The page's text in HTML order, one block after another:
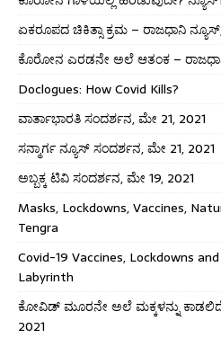
ಏಕರೂಪದ ಚಿಕಿತ್ಸಾ ಕ್ರಮ – ರಾಜಧಾನಿ
ಕೊರೋನ ಎರಡನೇ ಅಲೆ ಆತಂಕ –
Doclogues: How Covid Kills?
ವಾರ್ತಾಭಾರತಿ ಸಂದರ್ಶನ, ಮೇ 21, 2021
ಸನ್ಮಾರ್ಗ ನ್ಯೂಸ್ ಸಂದರ್ಶನ, ಮೇ 21, 2021
ಅಬ್ಬಕ್ಕ ಟಿವಿ ಸಂದರ್ಶನ, ಮೇ 19, 2021
Masks, Lockdowns, Vaccines,
Tengra
Covid-19 Vaccines, Lockdowns
Labyrinth
ಕೋವಿಡ್ ಮೂರನೇ ಅಲೆ ಮಕ್ಕಳನ್ನು
2021